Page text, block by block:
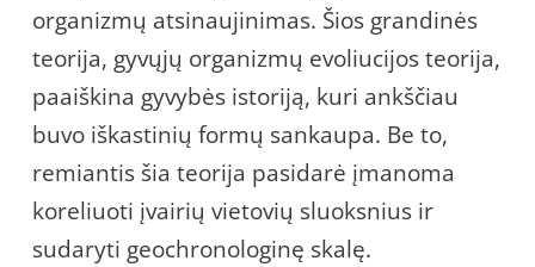
organizmų atsinaujinimas. Šios grandinės
teorija, gyvųjų organizmų evoliucijos teorija,
paaiškina gyvybės istoriją, kuri ankščiau
buvo iškastinių formų sankaupa. Be to,
remiantis šia teorija pasidarė įmanoma
koreliuoti įvairių vietovių sluoksnius ir
sudaryti geochronologinę skalę.